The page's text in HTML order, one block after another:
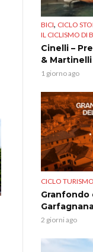
BICI, CICLO
IL CICLISMO DI
Cinelli –
& Martinelli
1 giorno ago
CICLO TURISMO
Granfondo
2 giorni ago